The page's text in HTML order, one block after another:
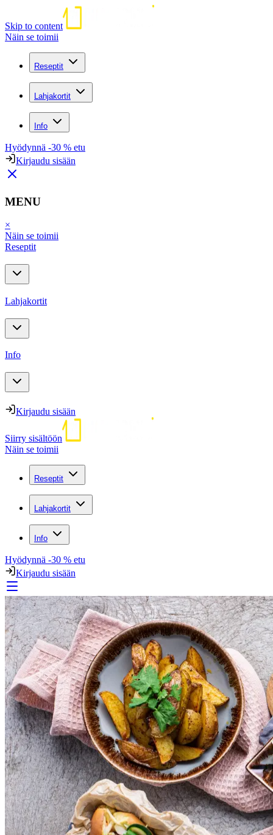
Skip to content
Näin se toimii
Reseptit
Lahjakortit
Info
Hyödynnä -30 % etu
Kirjaudu sisään
MENU
×
Näin se toimii
Reseptit
Lahjakortit
Info
Kirjaudu sisään
Siirry sisältöön
Näin se toimii
Reseptit
Lahjakortit
Info
Hyödynnä -30 % etu
Kirjaudu sisään